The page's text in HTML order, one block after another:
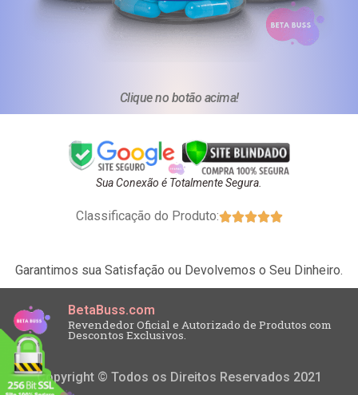
Clique no botão acima!
Sua Conexão é Totalmente Segura.
Classificação do Produto:
Garantimos sua Satisfação ou Devolvemos o Seu Dinheiro.
BetaBuss.com
Revendedor Oficial e Autorizado de Produtos com
Descontos Exclusivos.
Copyright © Todos os Direitos Reservados 2021